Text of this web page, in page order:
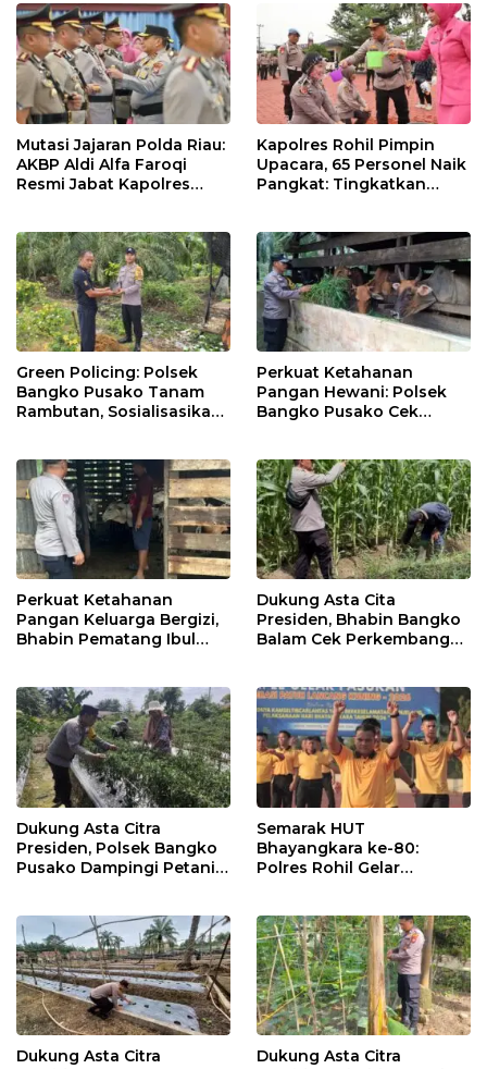
Mutasi Jajaran Polda Riau:
AKBP Aldi Alfa Faroqi
Resmi Jabat Kapolres
Kapolres Rohil Pimpin
Upacara, 65 Personel Naik
Pangkat: Tingkatkan
Green Policing: Polsek
Bangko Pusako Tanam
Rambutan, Sosialisasikan
Perkuat Ketahanan
Pangan Hewani: Polsek
Bangko Pusako Cek
Perkuat Ketahanan
Pangan Keluarga Bergizi,
Bhabin Pematang Ibul
Dukung Asta Cita
Presiden, Bhabin Bangko
Balam Cek Perkembangan
Dukung Asta Citra
Presiden, Polsek Bangko
Pusako Dampingi Petani
Semarak HUT
Bhayangkara ke-80:
Polres Rohil Gelar
Dukung Asta Citra
Dukung Asta Citra